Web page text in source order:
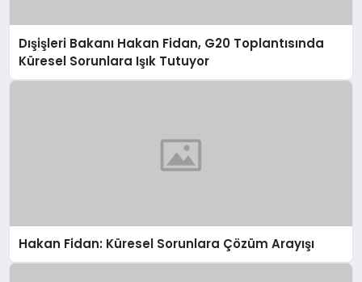
Dışişleri Bakanı Hakan Fidan, G20 Toplantısında
Küresel Sorunlara Işık Tutuyor
Hakan Fidan: Küresel Sorunlara Çözüm Arayışı